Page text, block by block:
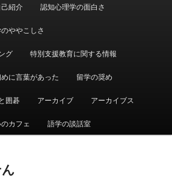
紹介 認知心理学の面白さ
ややこしさ
グ 特別支援教育に関する情報
に言葉があった 留学の奨め
囲碁 アーカイブ アーカイブス
カフェ 語学の談話室